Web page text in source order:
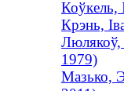
Коўкель,
Крэнь,
Люлякоў,
1979)
Мазько,